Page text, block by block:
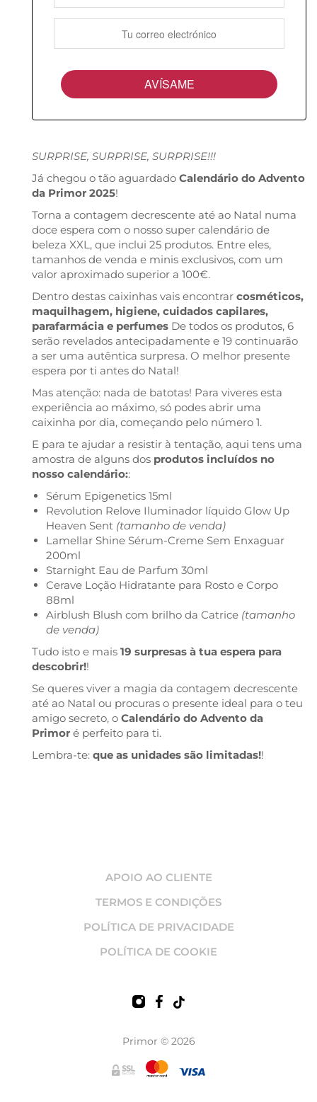
SURPRISE, SURPRISE, SURPRISE!!!
Já chegou o tão aguardado Calendário do Advento
da Primor 2025!
Torna a contagem decrescente até ao Natal numa
doce espera com o nosso super calendário de
beleza XXL, que inclui 25 produtos. Entre eles,
tamanhos de venda e minis exclusivos, com um
valor aproximado superior a 100€.
Dentro destas caixinhas vais encontrar cosméticos,
maquilhagem, higiene, cuidados capilares,
parafarmácia e perfumes De todos os produtos, 6
serão revelados antecipadamente e 19 continuarão
a ser uma autêntica surpresa. O melhor presente
espera por ti antes do Natal!
Mas atenção: nada de batotas! Para viveres esta
experiência ao máximo, só podes abrir uma
caixinha por dia, começando pelo número 1.
E para te ajudar a resistir à tentação, aqui tens uma
amostra de alguns dos produtos incluídos no
nosso calendário::
Sérum Epigenetics 15ml
Revolution Relove Iluminador líquido Glow Up
Heaven Sent (tamanho de venda)
Lamellar Shine Sérum-Creme Sem Enxaguar
200ml
Starnight Eau de Parfum 30ml
Cerave Loção Hidratante para Rosto e Corpo
88ml
Airblush Blush com brilho da Catrice (tamanho
de venda)
Tudo isto e mais 19 surpresas à tua espera para
descobrir!!
Se queres viver a magia da contagem decrescente
até ao Natal ou procuras o presente ideal para o teu
amigo secreto, o Calendário do Advento da
Primor é perfeito para ti.
Lembra-te: que as unidades são limitadas!!
APOIO AO CLIENTE
TERMOS E CONDIÇÕES
POLÍTICA DE PRIVACIDADE
POLÍTICA DE COOKIE
Primor © 2026